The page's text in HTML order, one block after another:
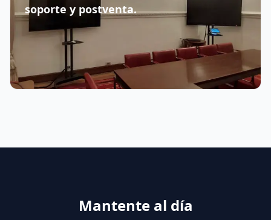
soporte y postventa.
Mantente al día